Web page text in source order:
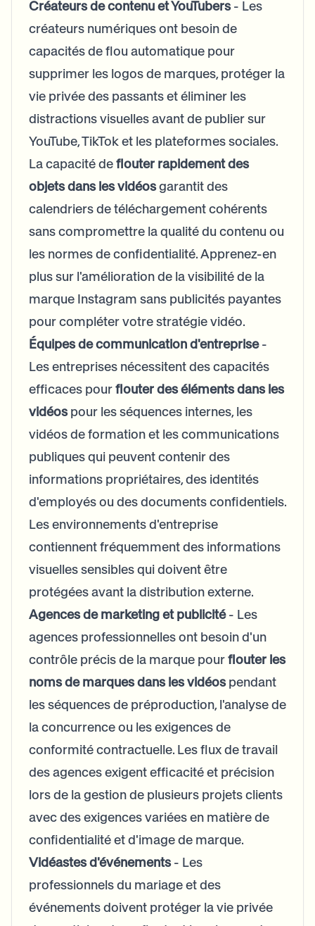
Créateurs de contenu et YouTubers- Les
créateurs numériques ont besoin de
capacités de flou automatique pour
supprimer les logos de marques, protéger la
vie privée des passants et éliminer les
distractions visuelles avant de publier sur
YouTube, TikTok et les plateformes sociales.
La capacité deflouter rapidement des
objets dans les vidéosgarantit des
calendriers de téléchargement cohérents
sans compromettre la qualité du contenu ou
les normes de confidentialité. Apprenez-en
plus sur l'amélioration de la visibilité de la
marque Instagram sans publicités payantes
pour compléter votre stratégie vidéo.
Équipes de communication d'entreprise-
Les entreprises nécessitent des capacités
efficaces pourflouter des éléments dans les
vidéospour les séquences internes, les
vidéos de formation et les communications
publiques qui peuvent contenir des
informations propriétaires, des identités
d'employés ou des documents confidentiels.
Les environnements d'entreprise
contiennent fréquemment des informations
visuelles sensibles qui doivent être
protégées avant la distribution externe.
Agences de marketing et publicité- Les
agences professionnelles ont besoin d'un
contrôle précis de la marque pourflouter les
noms de marques dans les vidéospendant
les séquences de préproduction, l'analyse de
la concurrence ou les exigences de
conformité contractuelle. Les flux de travail
des agences exigent efficacité et précision
lors de la gestion de plusieurs projets clients
avec des exigences variées en matière de
confidentialité et d'image de marque.
Vidéastes d'événements- Les
professionnels du mariage et des
événements doivent protéger la vie privée